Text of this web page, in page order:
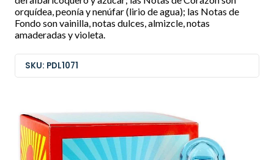
orquídea, peonía y nenúfar (lirio de agua); las Notas de
Fondo son vainilla, notas dulces, almizcle, notas
amaderadas y violeta.
SKU: PDL1071